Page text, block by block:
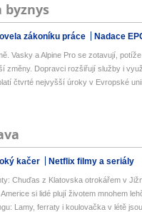
byznys
zákoníku práce Nadace
Vasky a Alpine Pro se zotavují, potíže
změny. Dopravci rozšiřují služby i
čtvrté nejvyšší úroky v Evropské unii
kačer Netflix filmy a seriály
Chuďas z Klatovska otrokářem v
si lidé plují životem mnohem
Lamy, ferraty i koulovačka v létě